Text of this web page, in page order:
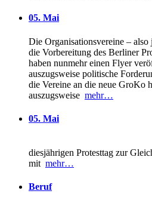
05. Mai
Die Organisationsvereine –
die Vorbereitung des Berliner
haben nunmehr einen Flyer
auszugsweise politische
die Vereine an die neue GroKo
auszugsweise mehr…
05. Mai
Das
diesjährigen Protesttag zur
mit mehr…
Beruf